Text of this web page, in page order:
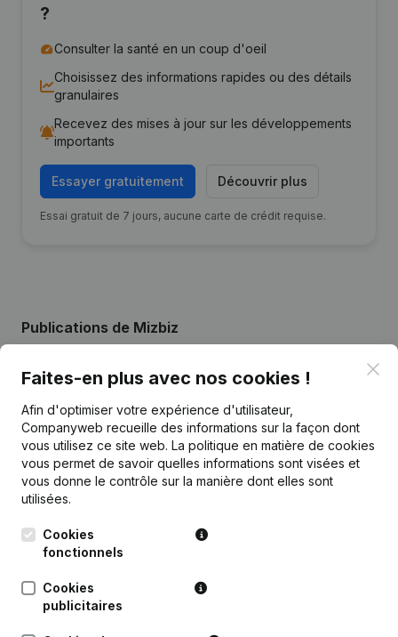
?
Consulter la santé en un coup d'oeil
Choisissez des informations rapides ou des détails
granulaires
Recevez des mises à jour sur les développements
importants
Essayer gratuitement Découvrir plus
Essai gratuit de 7 jours, aucune carte de crédit requise.
Publications de Mizbiz
Date Publication
06-05-2026
Siège Social - Demissions -
Nominations
15-10-2021 Siège Social(NL)
16-07-2020
Siège Social - Demissions -
Nominations - Statuts (Traduction,
Faites-en plus avec nos cookies !
Afin d'optimiser votre expérience d'utilisateur,
Companyweb recueille des informations sur la façon dont
vous utilisez ce site web. La politique en matière de cookies
vous permet de savoir quelles informations sont visées et
vous donne le contrôle sur la manière dont elles sont
utilisées.
Cookies
fonctionnels
Cookies
publicitaires